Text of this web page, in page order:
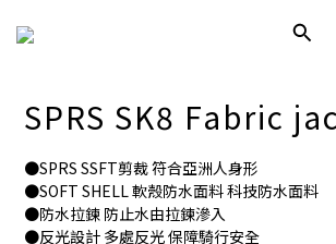
SPRS SK8 Fabric
●SPRS SSFT剪裁 符合亞洲人身形
●SOFT SHELL 軟殼防水面料 科技防水面料
●防水拉鍊 防止水由拉鍊滲入
●反光設計 多處反光 保障騎行安全